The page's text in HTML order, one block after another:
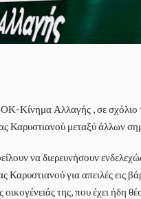
Κίνημα Αλλαγής , σε σχόλιο
Καρυστιανού μεταξύ άλλων
να διερευνήσουν
Καρυστιανού για απειλές εις
οικογένειάς της, που έχει ήδη